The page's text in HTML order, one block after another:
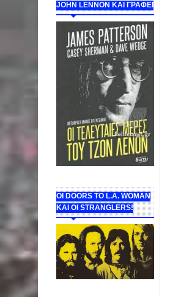
JOHN LENNON ΚΑΙ ΓΡΑΦΕΙ
ΟΙ DOORS ΤΟ L.A. WOMAN
KAI OI STRANGLERS!